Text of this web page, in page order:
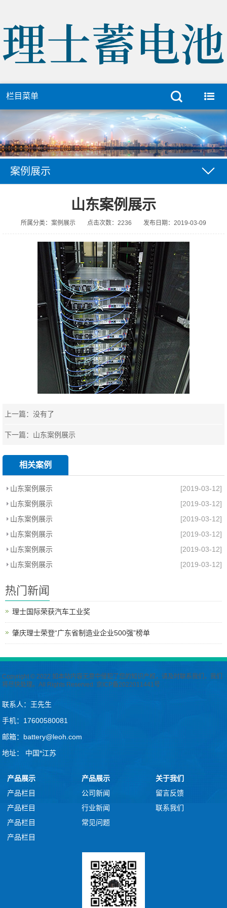
栏目菜单
案例展示
山东案例展示
所属分类：案例展示 点击次数：2236 发布日期：2019-03-09
上一篇：没有了
下一篇： 山东案例展示
相关案例
山东案例展示
[2019-03-12]
山东案例展示
[2019-03-12]
山东案例展示
[2019-03-12]
山东案例展示
[2019-03-12]
山东案例展示
[2019-03-12]
山东案例展示
[2019-03-12]
热门新闻
理士国际荣获汽车工业奖
肇庆理士荣登“广东省制造业企业500强”榜单
Copyright © 2022 如本站内容无意中侵犯了您的知识产权，请及时联系我们，我们
将尽快处理。All Rights Reserved. 京ICP备2022011441号
联系人：王先生
手机：17600580081
邮箱：battery@leoh.com
地址： 中国*江苏
产品展示
产品栏目
产品栏目
产品栏目
产品栏目
产品展示
公司新闻
行业新闻
常见问题
关于我们
留言反馈
联系我们